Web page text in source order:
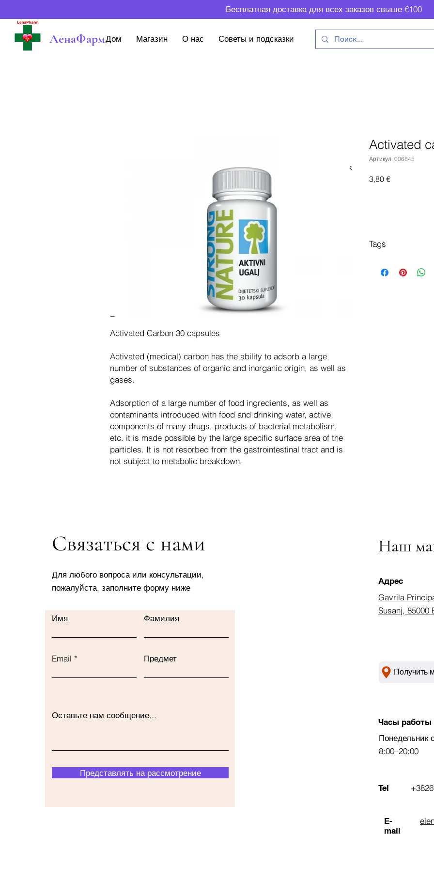
Бесплатная доставка для всех заказов свыше €100
ЛенаФармДом Магазин О нас Советы и подсказки
Activated Carbon 30 capsules
Activated (medical) carbon has the ability to adsorb a large
number of substances of organic and inorganic origin, as well as
gases.
Adsorption of a large number of food ingredients, as well as
contaminants introduced with food and drinking water, active
components of many drugs, products of bacterial metabolism,
etc. it is made possible by the large specific surface area of the
particles. It is not resorbed from the gastrointestinal tract and is
not subject to metabolic breakdown.
Activated
Артикул: 006845
3,80 €Цена
Tags
активни угаљ
Связаться с нами
Для любого вопроса или консультации,
пожалуйста, заполните форму ниже
Имя Фамилия
Email Предмет
Оставьте нам сообщение...
Представлять на рассмотрение
Наш
Адрес
Gavrila
Susanj, 85000
Получить
Часы работы
Понедельник
8:00–20:00
Tel
E-
mail